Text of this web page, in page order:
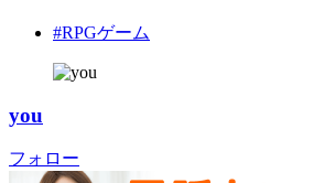
#RPGゲーム
you
フォロー